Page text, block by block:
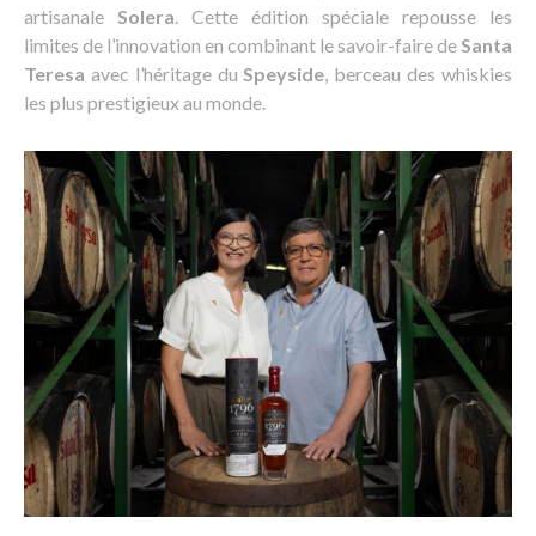
artisanale Solera. Cette édition spéciale repousse les
limites de l’innovation en combinant le savoir-faire deSanta
Teresa avec l’héritage duSpeyside, berceau des whiskies
les plus prestigieux au monde.